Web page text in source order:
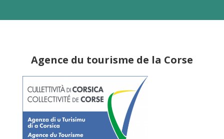
Agence du tourisme de la Corse